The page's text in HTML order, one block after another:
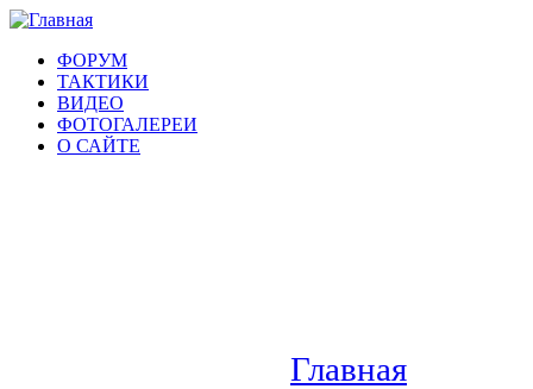
ФОРУМ
ТАКТИКИ
ВИДЕО
ФОТОГАЛЕРЕИ
О САЙТЕ
Главная